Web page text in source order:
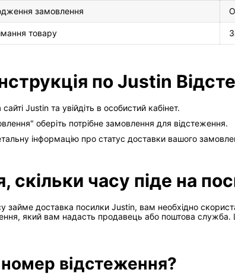
замовлення
товару
по Justin
Justin та увійдіть в особистий кабінет.
оберіть потрібне замовлення для відстеження.
інформацію про статус доставки вашого
скільки часу піде на
займе доставка посилки Justin, вам необхідно
який вам надасть продавець або поштова
відстеження?